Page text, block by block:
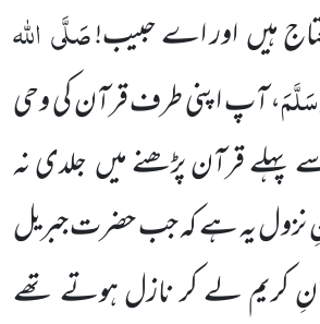
ہیںاور اے حبیب!صَلَّی اللہ
، آپ اپنی طرف قرآن کی وحی
قرآن پڑھنے میںجلدی نہ
نزول یہ ہے کہ جب حضرتجبریل
کریم لے کر نازل ہوتے تھے